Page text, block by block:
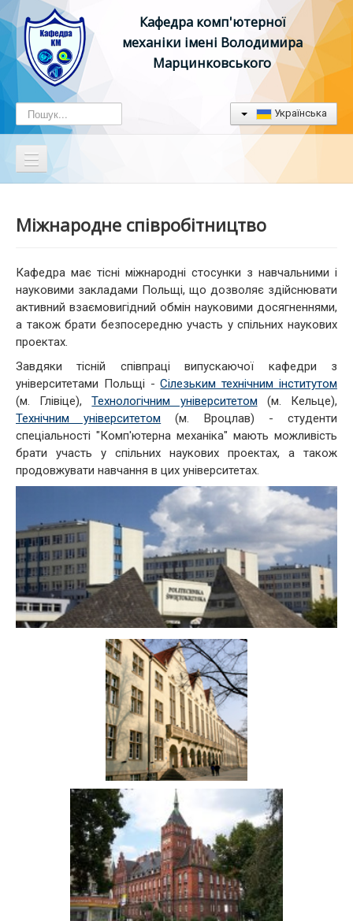
Кафедра комп'ютерної
механіки імені Володимира
Марцинковського
Українська
Пошук...
Кафедра
Магістратура
Випускники
Наукова робота
Академічна мобільність
TEMPUS ALIGN
Міжнародне співробітництво
Кафедра має тісні міжнародні стосунки з навчальними і
науковими закладами Польщі, що дозволяє здійснювати
активний взаємовигідний обмін науковими досягненнями,
а також брати безпосередню участь у спільних наукових
проектах.
Завдяки тісній співпраці випускаючої кафедри з
університетами Польщі -Сілезьким технічним інститутом
(м. Глівіце),Технологічним університетом (м. Кельце),
Технічним університетом (м. Вроцлав) - студенти
спеціальності "Комп'ютерна механіка" мають можливість
брати участь у спільних наукових проектах, а також
продовжувати навчання в цих університетах.